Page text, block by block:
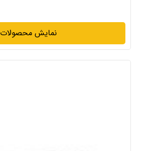
نمایش محصولات